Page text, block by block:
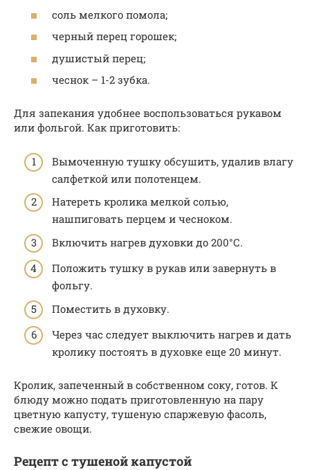
соль мелкого помола;
черный перец горошек;
душистый перец;
чеснок – 1-2 зубка.
Для запекания удобнее воспользоваться рукавом
или фольгой. Как приготовить:
Вымоченную тушку обсушить, удалив влагу
салфеткой или полотенцем.
Натереть кролика мелкой солью,
нашпиговать перцем и чесноком.
Включить нагрев духовки до 200°С.
Положить тушку в рукав или завернуть в
фольгу.
Поместить в духовку.
Через час следует выключить нагрев и дать
кролику постоять в духовке еще 20 минут.
Кролик, запеченный в собственном соку, готов. К
блюду можно подать приготовленную на пару
цветную капусту, тушеную спаржевую фасоль,
свежие овощи.
Рецепт с тушеной капустой